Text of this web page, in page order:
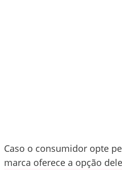
Caso o consumidor opte
marca oferece a opção